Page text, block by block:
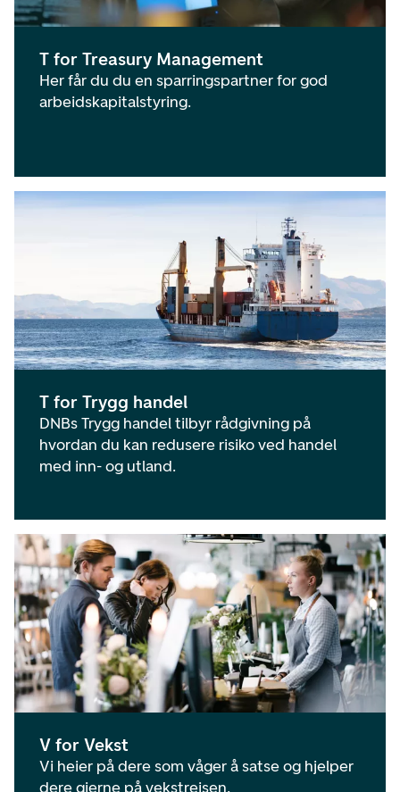
T for Treasury Management
Her får du du en sparringspartner for god
arbeidskapitalstyring.
T for Trygg handel
DNBs Trygg handel tilbyr rådgivning på
hvordan du kan redusere risiko ved handel
med inn- og utland.
V for Vekst
Vi heier på dere som våger å satse og hjelper
dere gjerne på vekstreisen.